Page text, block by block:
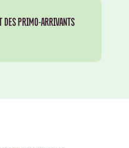
DES PRIMO-ARRIVANTS